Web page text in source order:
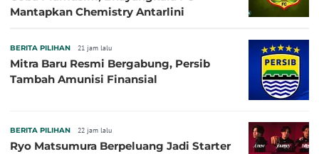
Mantapkan Chemistry Antarlini
BERITA PILIHAN 21 jam lalu
Mitra Baru Resmi Bergabung, Persib
Tambah Amunisi Finansial
BERITA PILIHAN 22 jam lalu
Ryo Matsumura Berpeluang Jadi Starter